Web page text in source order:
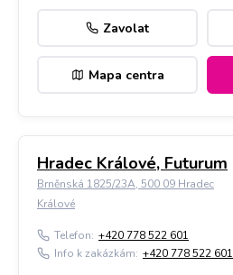
Zavolat
Mapa centra
Hradec Králové, Futurum
Brněnská 1825/23A, 500 09 Hradec
Králové
Telefon: +420 778 522 601
Info k zakázkám: +420 778 522 601